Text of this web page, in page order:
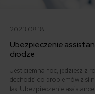
2023.08.18
Ubezpieczenie
drodze
Jest ciemna noc, jedziesz z
dochodzi do problemów z
las. Ubezpieczenie